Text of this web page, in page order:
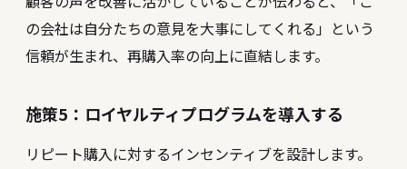
の会社は自分たちの意見を大事にしてくれる」という
信頼が生まれ、再購入率の向上に直結します。
施策5：ロイヤルティプログラムを導入する
リピート購入に対するインセンティブを設計します。